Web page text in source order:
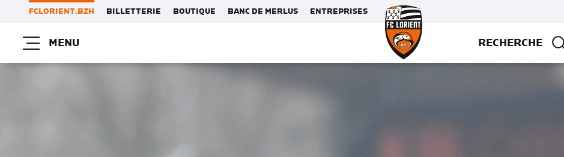
FCLORIENT.BZH BILLETTERIE BOUTIQUE BANC DE MERLUS ENTREPRISES
MENU RECHERCHE